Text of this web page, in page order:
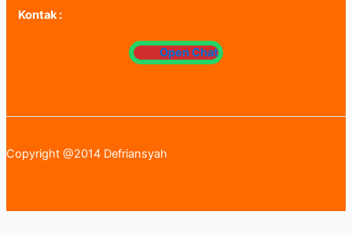
Kontak :
Open Chat
Copyright @2014 Defriansyah